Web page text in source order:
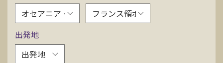
イベント
新着情報
会社情報
出発地